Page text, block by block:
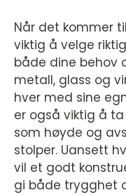
Når det kommer
viktig å velge
både dine behov
metall, glass og
hver med sine
er også viktig å
som høyde og
stolper. Uansett
vil et godt
gi både trygghet